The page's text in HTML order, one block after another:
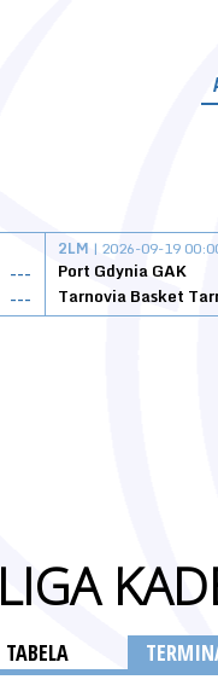
---
---
2LM | 2026-09-19
Port Gdynia GAK
LIGA
TABELA